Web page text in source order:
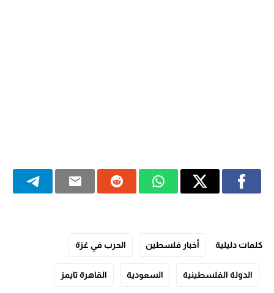
كلمات دليلية أخبار فلسطين الحرب في غزة
الدولة الفلسطينية السعودية القاهرة تايمز